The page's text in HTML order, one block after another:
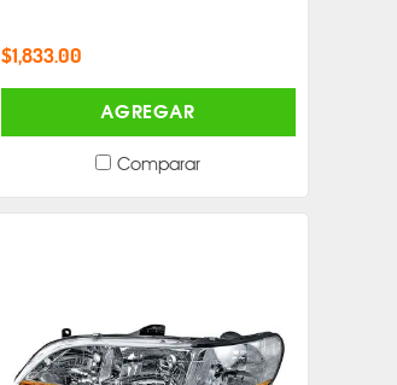
$1,833.00
AGREGAR
Comparar